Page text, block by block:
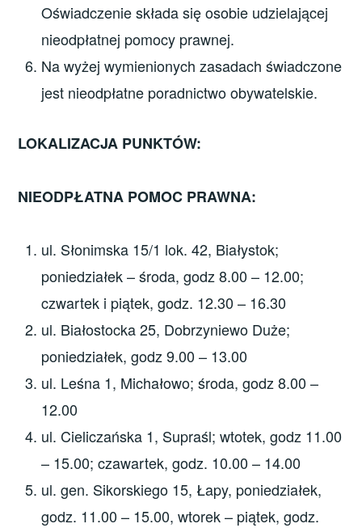
Oświadczenie składa się osobie udzielającej
nieodpłatnej pomocy prawnej.
Na wyżej wymienionych zasadach świadczone
jest nieodpłatne poradnictwo obywatelskie.
LOKALIZACJA PUNKTÓW:
NIEODPŁATNA POMOC PRAWNA:
ul. Słonimska 15/1 lok. 42, Białystok;
poniedziałek – środa, godz 8.00 – 12.00;
czwartek i piątek, godz. 12.30 – 16.30
ul. Białostocka 25, Dobrzyniewo Duże;
poniedziałek, godz 9.00 – 13.00
ul. Leśna 1, Michałowo; środa, godz 8.00 –
12.00
ul. Cieliczańska 1, Supraśl; wtotek, godz 11.00
– 15.00; czawartek, godz. 10.00 – 14.00
ul. gen. Sikorskiego 15, Łapy, poniedziałek,
godz. 11.00 – 15.00, wtorek – piątek, godz.